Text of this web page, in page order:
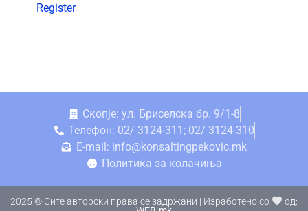
Register
Скопје: ул. Бриселска бр. 9/1-8
Телефон: 02/ 3124-311; 02/ 3124-310
E-mail: info@konsaltingpekovic.mk
Политика за колачиња
2025 © Сите авторски права се задржани | Изработено со
од: